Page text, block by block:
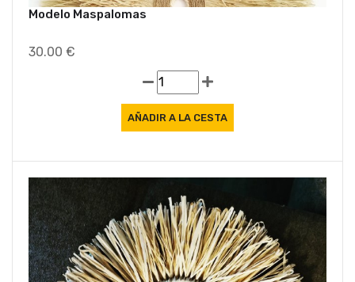
Modelo Maspalomas
30.00 €